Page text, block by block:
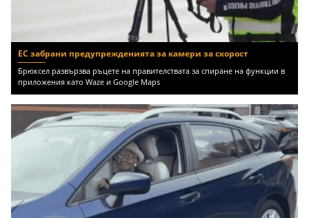
ЕС забрани предупрежденията за камери за скорост
Брюксел развързва ръцете на правителствата за спиране на функции в
приложения като Waze и Google Maps